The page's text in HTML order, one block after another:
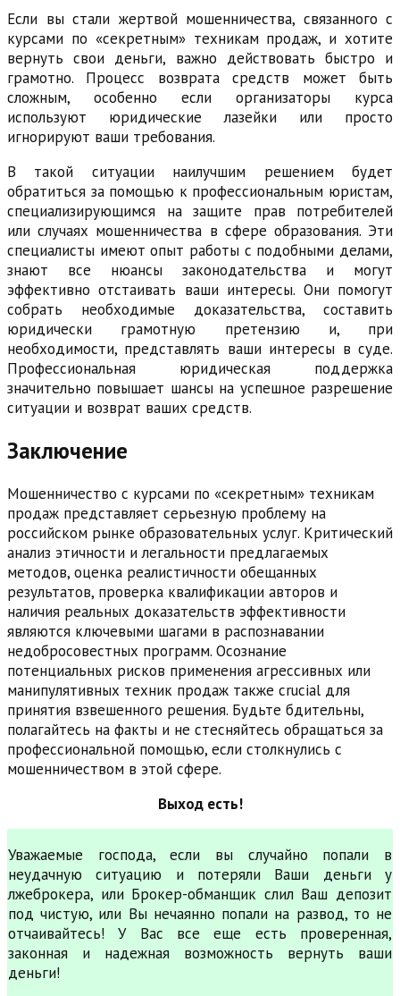
Если вы стали жертвой мошенничества, связанного с
курсами по «секретным» техникам продаж, и хотите
вернуть свои деньги, важно действовать быстро и
грамотно. Процесс возврата средств может быть
сложным, особенно если организаторы курса
используют юридические лазейки или просто
игнорируют ваши требования.
В такой ситуации наилучшим решением будет
обратиться за помощью к профессиональным юристам,
специализирующимся на защите прав потребителей
или случаях мошенничества в сфере образования. Эти
специалисты имеют опыт работы с подобными делами,
знают все нюансы законодательства и могут
эффективно отстаивать ваши интересы. Они помогут
собрать необходимые доказательства, составить
юридически грамотную претензию и, при
необходимости, представлять ваши интересы в суде.
Профессиональная юридическая поддержка
значительно повышает шансы на успешное разрешение
ситуации и возврат ваших средств.
Заключение
Мошенничество с курсами по «секретным» техникам
продаж представляет серьезную проблему на
российском рынке образовательных услуг. Критический
анализ этичности и легальности предлагаемых
методов, оценка реалистичности обещанных
результатов, проверка квалификации авторов и
наличия реальных доказательств эффективности
являются ключевыми шагами в распознавании
недобросовестных программ. Осознание
потенциальных рисков применения агрессивных или
манипулятивных техник продаж также crucial для
принятия взвешенного решения. Будьте бдительны,
полагайтесь на факты и не стесняйтесь обращаться за
профессиональной помощью, если столкнулись с
мошенничеством в этой сфере.
Выход есть!
Уважаемые господа, если вы случайно попали в
неудачную ситуацию и потеряли Ваши деньги у
лжеброкера, или Брокер-обманщик слил Ваш депозит
под чистую, или Вы нечаянно попали на развод, то не
отчаивайтесь! У Вас все еще есть проверенная,
законная и надежная возможность вернуть ваши
деньги!